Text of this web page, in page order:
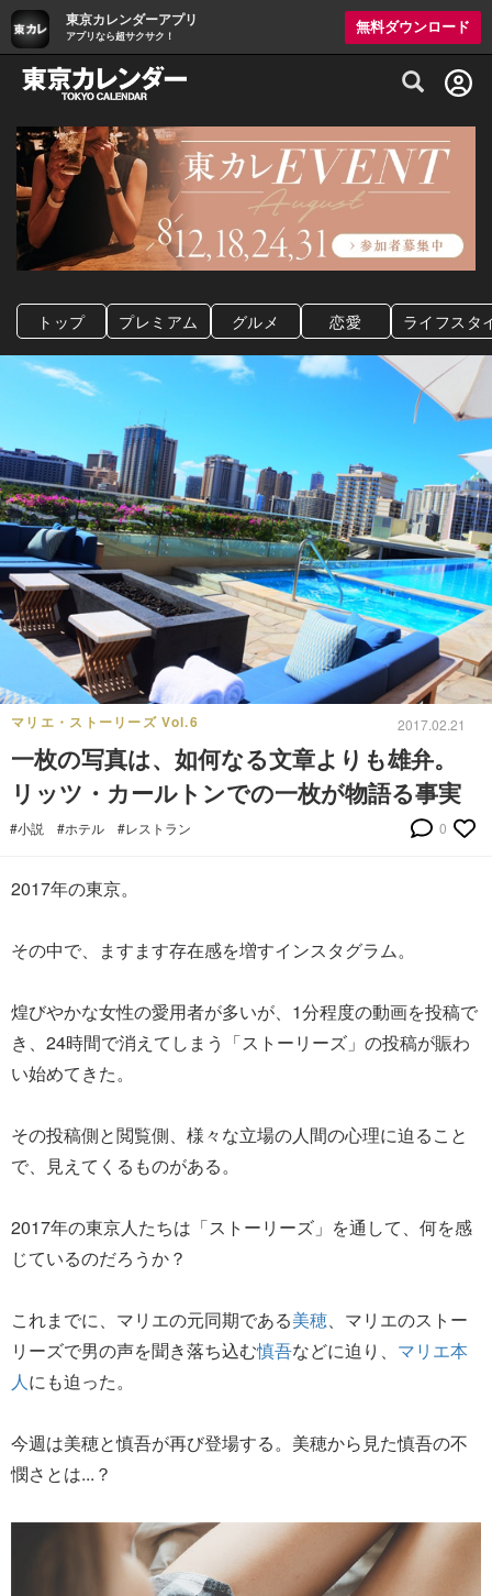
東京カレンダーアプリ
アプリなら超サクサク！
無料ダウンロード
グルメ情報・プレミアムレストラン予約
トップ プレミアム グルメ 恋愛 ライフスタ
マリエ・ストーリーズ Vol.6 2017.02.21
一枚の写真は、如何なる文章よりも雄弁。
リッツ・カールトンでの一枚が物語る事実
#小説 #ホテル #レストラン 0
2017年の東京。
その中で、ますます存在感を増すインスタグラム。
煌びやかな女性の愛用者が多いが、1分程度の動画を投稿で
き、24時間で消えてしまう「ストーリーズ」の投稿が賑わ
い始めてきた。
その投稿側と閲覧側、様々な立場の人間の心理に迫ること
で、見えてくるものがある。
2017年の東京人たちは「ストーリーズ」を通して、何を感
じているのだろうか？
これまでに、マリエの元同期である美穂 、マリエのストー
リーズで男の声を聞き落ち込む慎吾などに迫り、 マリエ本
人 にも迫った。
今週は美穂と慎吾が再び登場する。美穂から見た慎吾の不
憫さとは...？